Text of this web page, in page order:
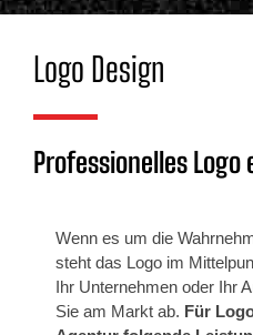
Logo Design
Professionelles
Wenn es um die
steht das Logo im
Ihr Unternehmen oder Ihr
Sie am Markt ab. Für